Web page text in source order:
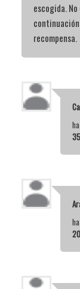
escogida.
recompensa.